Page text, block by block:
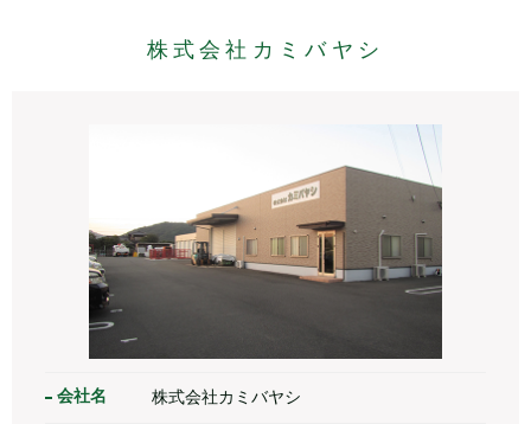
株式会社カミバヤシ
会社名 株式会社カミバヤシ